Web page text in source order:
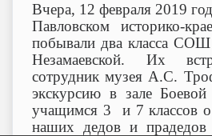
Вчера, 12 февраля 2019
Павловском историко-
побывали два класса
Незамаевской. Их
сотрудник музея А.С.
экскурсию в зале Боевой
учащимся 3 и 7 классов о
наших дедов и